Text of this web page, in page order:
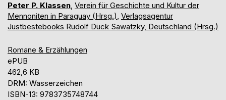
Peter P. Klassen, Verein für Geschichte und Kultur der
Mennoniten in Paraguay (Hrsg.), Verlagsagentur
Justbestebooks Rudolf Dück Sawatzky, Deutschland (Hrsg.)
Romane & Erzählungen
ePUB
462,6 KB
DRM: Wasserzeichen
ISBN-13: 9783735748744